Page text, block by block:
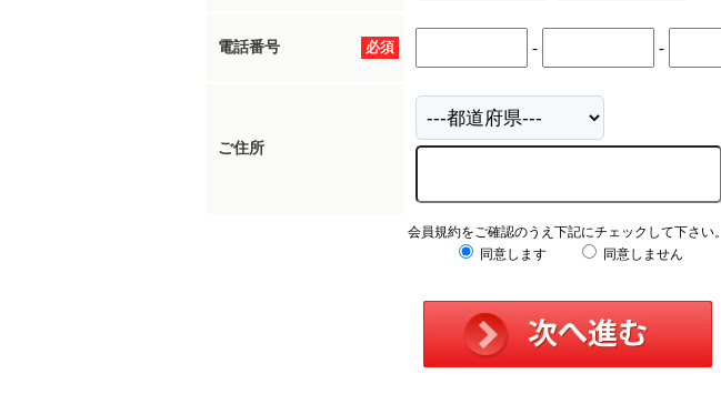
必須
電話番号 - -
ご住所
会員規約をご確認のうえ下記にチェックして下さい。
同意します
同意しません